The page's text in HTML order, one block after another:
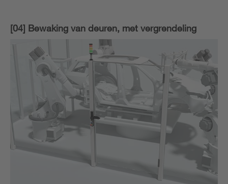
[04] Bewaking van deuren, met vergrendeling